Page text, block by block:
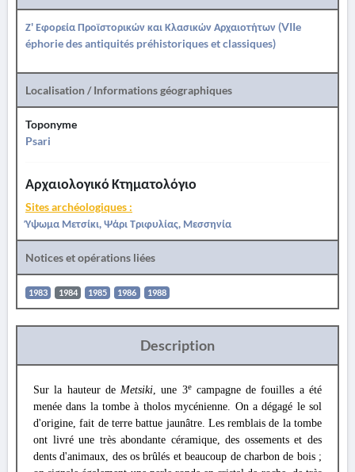
Ζ' Εφορεία Προϊστορικών και Κλασικών Αρχαιοτήτων (VIIe
éphorie des antiquités préhistoriques et classiques)
Localisation / Informations géographiques
Toponyme
Psari
Αρχαιολογικό Κτηματολόγιο
Sites archéologiques :
Ύψωμα Μετσίκι, Ψάρι Τριφυλίας, Μεσσηνία
Notices et opérations liées
1983 1984 1985 1986 1988
Description
Sur la hauteur deMetsiki, une 3ecampagne de fouilles a été
menée dans la tombe à tholos mycénienne. On a dégagé le sol
d'origine, fait de terre battue jaunâtre. Les remblais de la tombe
ont livré une très abondante céramique, des ossements et des
dents d'animaux, des os brûlés et beaucoup de charbon de bois ;